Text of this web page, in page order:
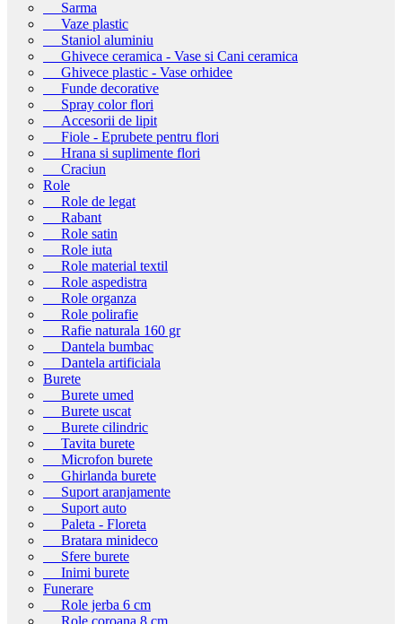
Sarma
Vaze plastic
Staniol aluminiu
Ghivece ceramica - Vase si Cani ceramica
Ghivece plastic - Vase orhidee
Funde decorative
Spray color flori
Accesorii de lipit
Fiole - Eprubete pentru flori
Hrana si suplimente flori
Craciun
Role
Role de legat
Rabant
Role satin
Role iuta
Role material textil
Role aspedistra
Role organza
Role polirafie
Rafie naturala 160 gr
Dantela bumbac
Dantela artificiala
Burete
Burete umed
Burete uscat
Burete cilindric
Tavita burete
Microfon burete
Ghirlanda burete
Suport aranjamente
Suport auto
Paleta - Floreta
Bratara minideco
Sfere burete
Inimi burete
Funerare
Role jerba 6 cm
Role coroana 8 cm